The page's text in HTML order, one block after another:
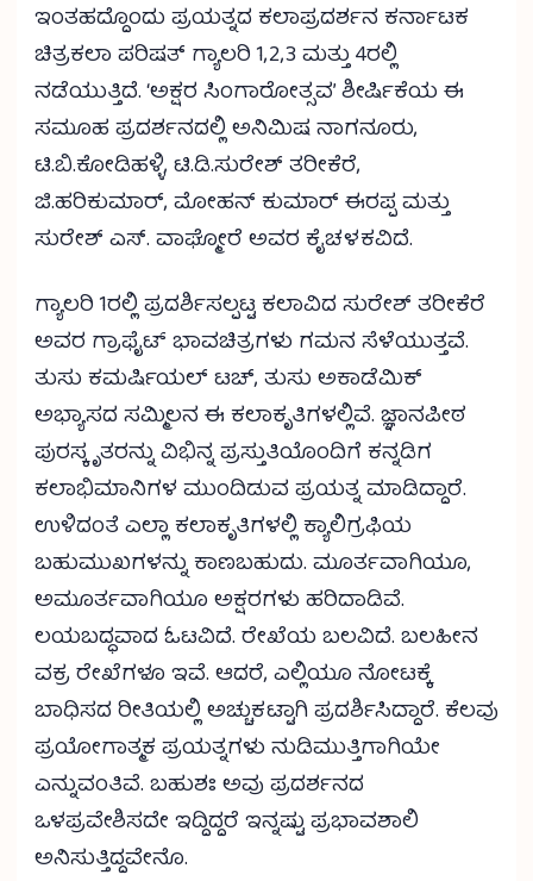
ಇಂತಹದ್ದೊಂದು ಪ್ರಯತ್ನದ ಕಲಾಪ್ರದರ್ಶನ ಕರ್ನಾಟಕ
ಚಿತ್ರಕಲಾ ಪರಿಷತ್ ಗ್ಯಾಲರಿ 1,2,3 ಮತ್ತು 4ರಲ್ಲಿ
ನಡೆಯುತ್ತಿದೆ. ‘ಅಕ್ಷರ ಸಿಂಗಾರೋತ್ಸವ’ ಶೀರ್ಷಿಕೆಯ ಈ
ಸಮೂಹ ಪ್ರದರ್ಶನದಲ್ಲಿ ಅನಿಮಿಷ ನಾಗನೂರು,
ಟಿ.ಬಿ.ಕೋಡಿಹಳ್ಳಿ, ಟಿ.ಡಿ.ಸುರೇಶ್ ತರೀಕೆರೆ,
ಜಿ.ಹರಿಕುಮಾರ್, ಮೋಹನ್ ಕುಮಾರ್ ಈರಪ್ಪ ಮತ್ತು
ಸುರೇಶ್ ಎಸ್. ವಾಘ್ಮೋರೆ ಅವರ ಕೈಚಳಕವಿದೆ.
ಗ್ಯಾಲರಿ 1ರಲ್ಲಿ ಪ್ರದರ್ಶಿಸಲ್ಪಟ್ಟ ಕಲಾವಿದ ಸುರೇಶ್ ತರೀಕೆರೆ
ಅವರ ಗ್ರಾಫೈಟ್ ಭಾವಚಿತ್ರಗಳು ಗಮನ ಸೆಳೆಯುತ್ತವೆ.
ತುಸು ಕಮರ್ಷಿಯಲ್ ಟಚ್, ತುಸು ಅಕಾಡೆಮಿಕ್
ಅಭ್ಯಾಸದ ಸಮ್ಮಿಲನ ಈ ಕಲಾಕೃತಿಗಳಲ್ಲಿವೆ. ಜ್ಞಾನಪೀಠ
ಪುರಸ್ಕೃತರನ್ನು ವಿಭಿನ್ನ ಪ್ರಸ್ತುತಿಯೊಂದಿಗೆ ಕನ್ನಡಿಗ
ಕಲಾಭಿಮಾನಿಗಳ ಮುಂದಿಡುವ ಪ್ರಯತ್ನ ಮಾಡಿದ್ದಾರೆ.
ಉಳಿದಂತೆ ಎಲ್ಲಾ ಕಲಾಕೃತಿಗಳಲ್ಲಿ ಕ್ಯಾಲಿಗ್ರಫಿಯ
ಬಹುಮುಖಗಳನ್ನು ಕಾಣಬಹುದು. ಮೂರ್ತವಾಗಿಯೂ,
ಅಮೂರ್ತವಾಗಿಯೂ ಅಕ್ಷರಗಳು ಹರಿದಾಡಿವೆ.
ಲಯಬದ್ಧವಾದ ಓಟವಿದೆ. ರೇಖೆಯ ಬಲವಿದೆ. ಬಲಹೀನ
ವಕ್ರ ರೇಖೆಗಳೂ ಇವೆ. ಆದರೆ, ಎಲ್ಲಿಯೂ ನೋಟಕ್ಕೆ
ಬಾಧಿಸದ ರೀತಿಯಲ್ಲಿ ಅಚ್ಚುಕಟ್ಟಾಗಿ ಪ್ರದರ್ಶಿಸಿದ್ದಾರೆ. ಕೆಲವು
ಪ್ರಯೋಗಾತ್ಮಕ ಪ್ರಯತ್ನಗಳು ನುಡಿಮುತ್ತಿಗಾಗಿಯೇ
ಎನ್ನುವಂತಿವೆ. ಬಹುಶಃ ಅವು ಪ್ರದರ್ಶನದ
ಒಳಪ್ರವೇಶಿಸದೇ ಇದ್ದಿದ್ದರೆ ಇನ್ನಷ್ಟು ಪ್ರಭಾವಶಾಲಿ
ಅನಿಸುತ್ತಿದ್ದವೇನೊ.